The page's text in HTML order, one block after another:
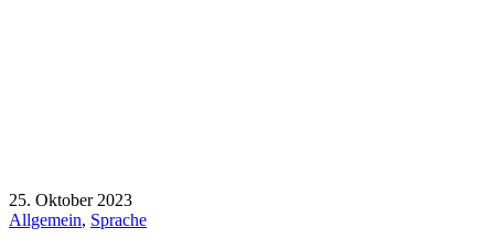
25. Oktober 2023
Allgemein, Sprache